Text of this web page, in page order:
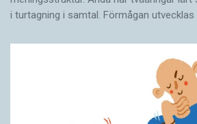
i turtagning i samtal. Förmågan